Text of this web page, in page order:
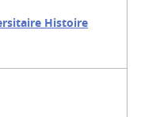
Histoire